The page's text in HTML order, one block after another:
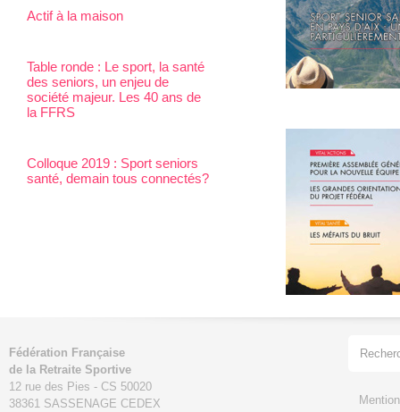
Actif à la maison
Table ronde : Le sport, la santé
des seniors, un enjeu de
société majeur. Les 40 ans de
la FFRS
Colloque 2019 : Sport seniors
santé, demain tous connectés?
Fédération Française
de la Retraite Sportive
12 rue des Pies - CS 50020
38361 SASSENAGE CEDEX